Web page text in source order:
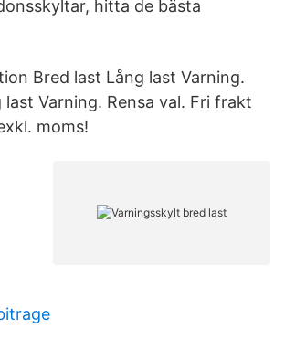
hitta de bästa
Bred last Lång last Varning.
last Varning. Rensa val. Fri frakt
moms!